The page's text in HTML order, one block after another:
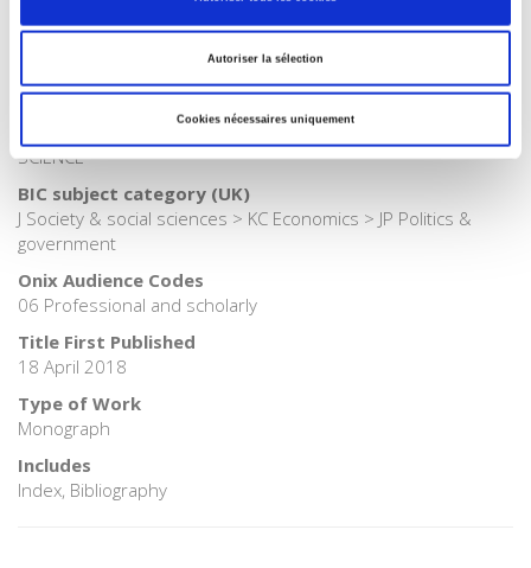
Autoriser la sélection
Cookies nécessaires uniquement
The State - Government> Public Finances
POL000000 POLITICAL SCIENCE > SOC000000 SOCIAL
SCIENCE
BIC subject category (UK)
J Society & social sciences > KC Economics > JP Politics &
government
Onix Audience Codes
06 Professional and scholarly
Title First Published
18 April 2018
Type of Work
Monograph
Includes
Index, Bibliography